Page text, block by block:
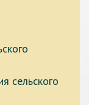
сельского